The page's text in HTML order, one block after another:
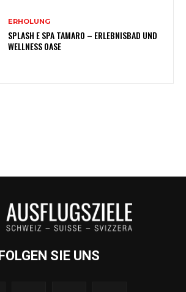
ERHOLUNG
SPLASH E SPA TAMARO – ERLEBNISBAD UND
WELLNESS OASE
FOLGEN SIE UNS